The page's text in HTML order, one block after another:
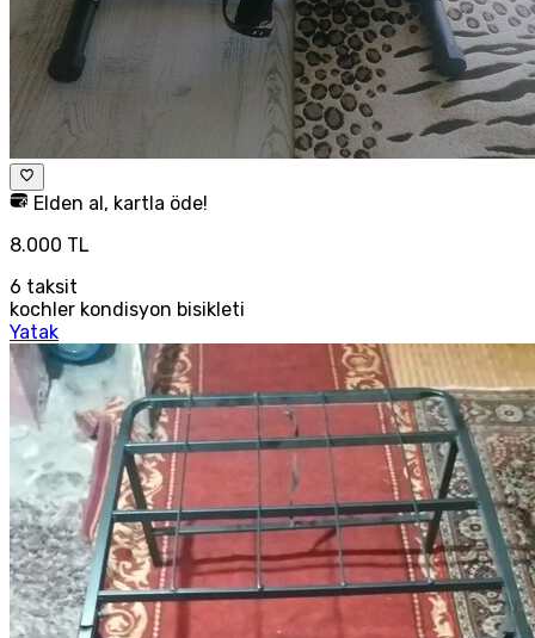
Elden al, kartla öde!
8.000 TL
6 taksit
kochler kondisyon bisikleti
Yatak